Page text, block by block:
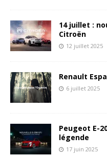
14 juillet :
Citroën
12 juillet 2025
Renault
6 juillet 2025
Peugeot E-
légende
17 juin 2025